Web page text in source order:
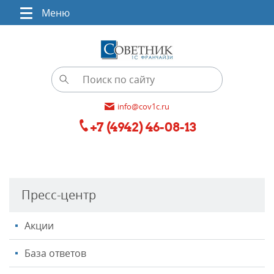
Меню
info@cov1c.ru
+7 (4942) 46-08-13
Пресс-центр
Акции
База ответов